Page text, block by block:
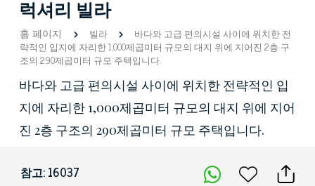
럭셔리 빌라
홈 페이지 빌라
바다와 고급 편의시설 사이에 위치한 전
략적인 입지에 자리한 1,000제곱미터 규모의 대지 위에 지어진 2층 구
조의 290제곱미터 규모 주택입니다.
바다와 고급 편의시설 사이에 위치한 전략적인 입
지에 자리한 1,000제곱미터 규모의 대지 위에 지어
진 2층 구조의 290제곱미터 규모 주택입니다.
참고: 16037